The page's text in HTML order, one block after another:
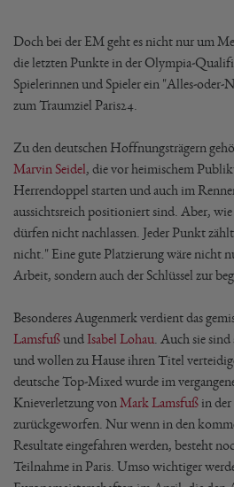
Doch bei der EM geht es nicht nur um
die letzten Punkte in der Olympia-
Spielerinnen und Spieler ein "Alles-oder-
zum Traumziel Paris24.
Zu den deutschen Hoffnungsträgern
Marvin Seidel, die vor heimischem
Herrendoppel starten und auch im
aussichtsreich positioniert sind. Aber, wie
dürfen nicht nachlassen. Jeder Punkt
nicht." Eine gute Platzierung wäre nicht
Arbeit, sondern auch der Schlüssel zur
Besonderes Augenmerk verdient das
Lamsfußund Isabel Lohau . Auch sie
und wollen zu Hause ihren Titel
deutsche Top-Mixed wurde im
Knieverletzung von Mark Lamsfuß in
zurückgeworfen. Nur wenn in den
Resultate eingefahren werden, besteht
Teilnahme in Paris. Umso wichtiger